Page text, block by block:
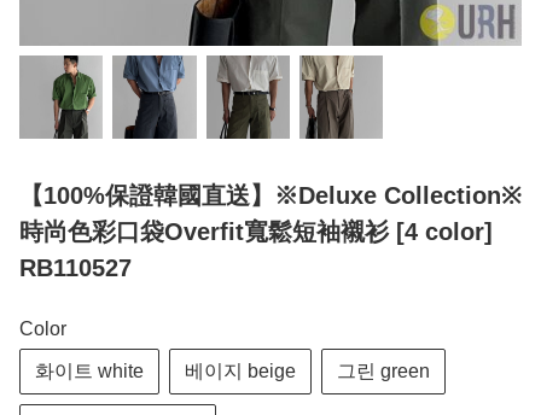
【100%保證韓國直送】※Deluxe Collection※
時尚色彩口袋Overfit寬鬆短袖襯衫 [4 color]
RB110527
Color
화이트 white 베이지 beige 그린 green